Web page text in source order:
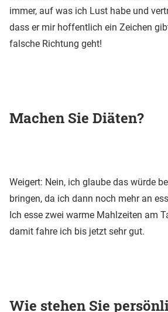
immer, auf was ich Lust habe und
dass er mir hoffentlich ein Zeichen
falsche Richtung geht!
Machen Sie Diäten?
Weigert: Nein, ich glaube das würde
bringen, da ich dann noch mehr an
Ich esse zwei warme Mahlzeiten am
damit fahre ich bis jetzt sehr gut.
Wie stehen Sie